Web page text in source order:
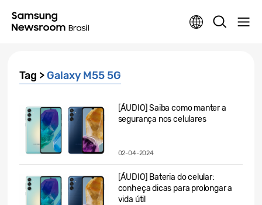
Tag > Galaxy M55 5G
[ÁUDIO] Saiba como manter a
segurança nos celulares
02-04-2024
[ÁUDIO] Bateria do celular:
conheça dicas para prolongar a
vida útil